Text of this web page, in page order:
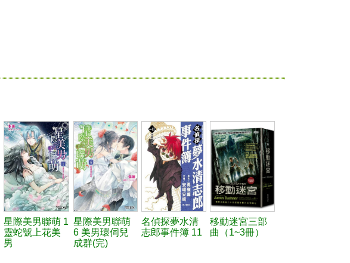
星際美男聯萌 1
靈蛇號上花美
男
星際美男聯萌
6 美男環伺兒
成群(完)
名偵探夢水清
志郎事件簿 11
移動迷宮三部
曲（1~3冊）